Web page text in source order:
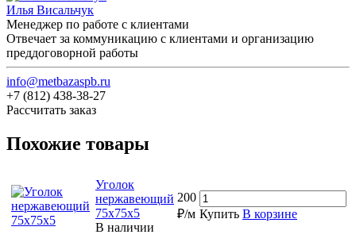
Илья Висальчук
Менеджер по работе с клиентами
Отвечает за коммуникацию с клиентами и организацию
преддоговорной работы
info@metbazaspb.ru
+7 (812) 438-38-27
Рассчитать заказ
Похожие товары
Уголок
нержавеющий
75х75х5
В наличии
200
₽/м Купить В корзине